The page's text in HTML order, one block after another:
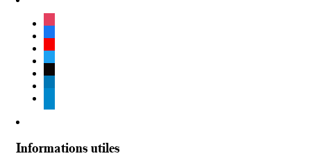
instagram
facebook
youtube
twitter
tiktok
Informations utiles